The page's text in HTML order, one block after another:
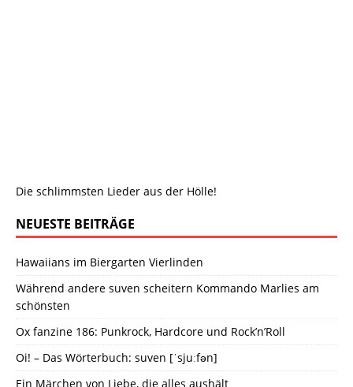
Die schlimmsten Lieder aus der Hölle!
NEUESTE BEITRÄGE
Hawaiians im Biergarten Vierlinden
Während andere suven scheitern Kommando Marlies am
schönsten
Ox fanzine 186: Punkrock, Hardcore und Rock’n’Roll
Oi! – Das Wörterbuch: suven [ˈsjuːfən]
Ein Märchen von Liebe, die alles aushält